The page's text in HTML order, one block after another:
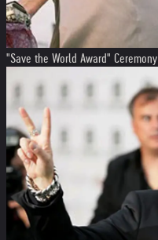
"Save the World Award" Ceremony